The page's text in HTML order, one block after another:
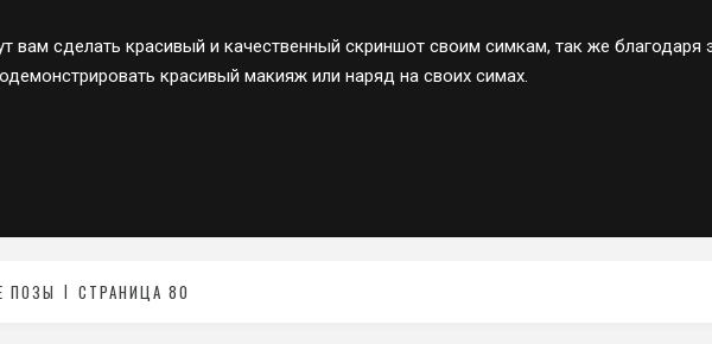
сделать красивый и качественный скриншот своим симкам, так же благодаря
красивый макияж или наряд на своих симах.
ПОЗЫ СТРАНИЦА 80